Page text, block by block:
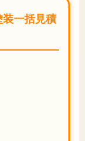
装一括見積